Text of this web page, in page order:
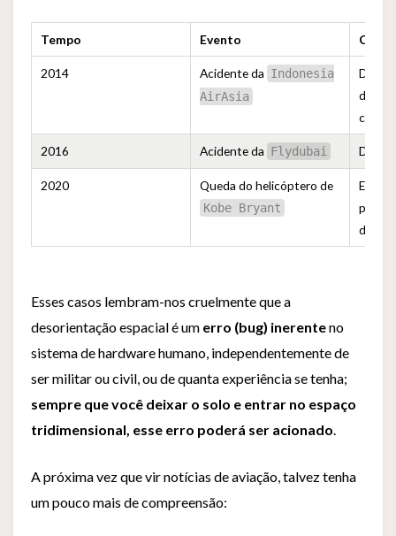
Tempo Evento Causa
2014 Acidente da Indonesia
AirAsia
do
2016 Acidente da Flydubai
2020 Queda do helicóptero de
Kobe Bryant
Entrar
Esses casos lembram-nos cruelmente que a
desorientação espacial é um erro (bug) inerenteno
sistema de hardware humano, independentemente de
ser militar ou civil, ou de quanta experiência se tenha;
sempre que você deixar o solo e entrar no espaço
tridimensional, esse erro poderá ser acionado
A próxima vez que vir notícias de aviação, talvez tenha
um pouco mais de compreensão: